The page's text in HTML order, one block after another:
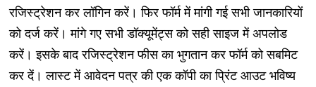
रजिस्ट्रेशन कर लॉगिन करें। फिर फॉर्म में मांगी गई सभी जानकारियों
को दर्ज करें। मांगे गए सभी डॉक्यूमेंट्स को सही साइज में अपलोड
करें। इसके बाद रजिस्ट्रेशन फीस का भुगतान कर फॉर्म को सबमिट
कर दें। लास्ट में आवेदन पत्र की एक कॉपी का प्रिंट आउट भविष्य